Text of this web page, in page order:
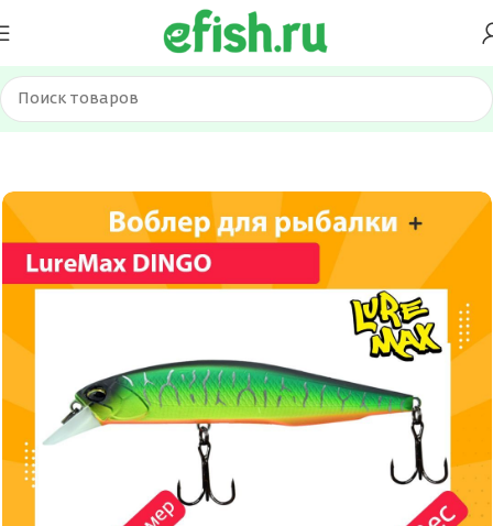
Главная Приманки Воблеры